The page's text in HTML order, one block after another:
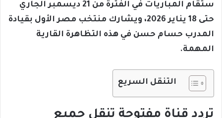
ستقام المباريات في الفترة من 21 ديسمبر الجاري
حتى 18 يناير 2026، ويشارك منتخب مصر الأول بقيادة
المدرب حسام حسن في هذه التظاهرة القارية
المهمة.
التنقل السريع